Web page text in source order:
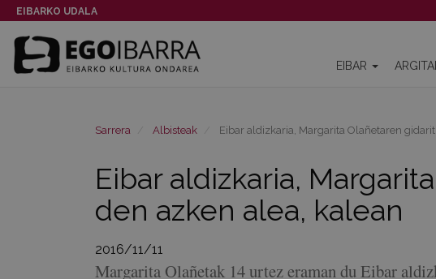
EIBARKO UDALA
EIBAR
Sarrera Albisteak Eibar aldizkaria, Margarita Olañetaren
Eibar aldizkaria,
den azken alea, kalean
2016/11/11
Margarita Olañetak 14 urtez eraman du Eibar